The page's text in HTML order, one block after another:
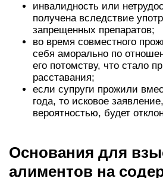
инвалидность или
получена вследствие
запрещенных препаратов;
во время совместного
себя аморально по
его потомству, что стало
расставания;
если супруги прожили
года, то исковое
вероятностью, будет
Основания для
алиментов на